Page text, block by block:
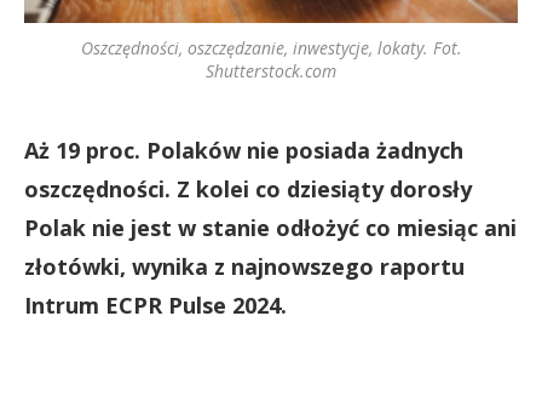
Oszczędności, oszczędzanie, inwestycje, lokaty. Fot.
Shutterstock.com
Aż 19 proc. Polaków nie posiada żadnych
oszczędności. Z kolei co dziesiąty dorosły
Polak nie jest w stanie odłożyć co miesiąc ani
złotówki, wynika z najnowszego raportu
Intrum ECPR Pulse 2024.